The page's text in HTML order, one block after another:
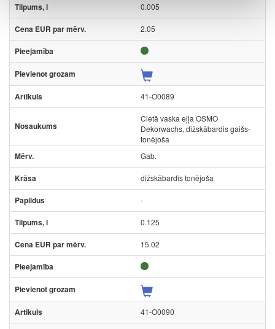
0.005
2.05
41-O0089
Cietā vaska eļļa OSMO
Dekorwachs, dižskābardis gaišs-
tonējoša
Gab.
dižskābardis tonējoša
-
0.125
15.02
41-O0090